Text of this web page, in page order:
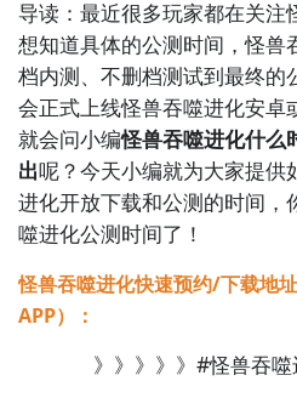
它们的能力。这款别具创意的
背景，形态各异的吞噬目标让
地图设计充满了孤独荒凉的感
》》》》》#狂野进化#《《
有关怪兽的吞噬进化类游戏小
他三款做工精良的吞噬游戏给
3、《超级进化鱼》
九游APP
刷好游 上九游
导读：最近很多玩家都在关注
想知道具体的公测时间，怪兽
档内测、不删档测试到最终的
会正式上线怪兽吞噬进化安卓
就会问小编怪兽吞噬进化什么
出呢？今天小编就为大家提供
进化开放下载和公测的时间，
噬进化公测时间了！
怪兽吞噬进化快速预约/下载地
APP）：
》》》》》#怪兽吞